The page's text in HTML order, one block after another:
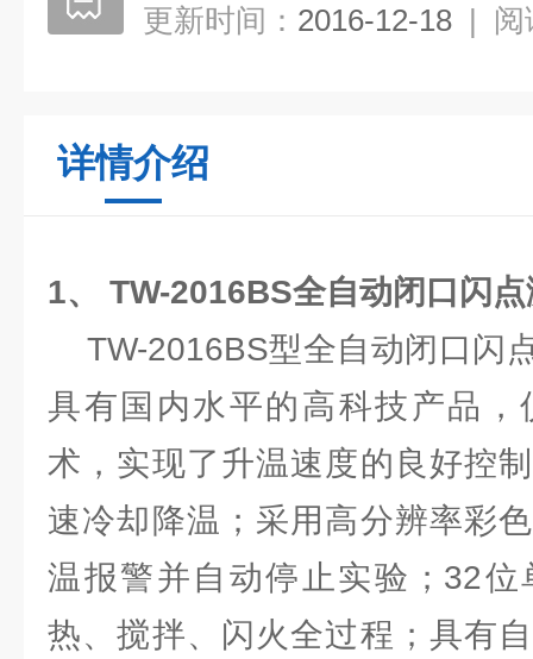
更新时间： 2016-12-18 | 阅
详情介绍
1、 TW-2016BS全自动闭口闪
TW-2016BS型全自动闭口闪
具有国内水平的高科技产品，
术，实现了升温速度的良好控
速冷却降温；采用高分辨率彩
温报警并自动停止实验；32
热、搅拌、闪火全过程；具有